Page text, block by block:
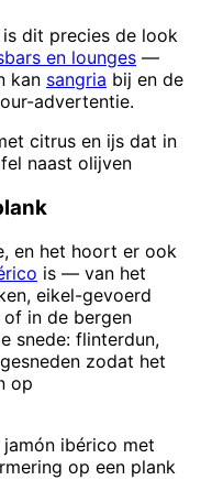
dit precies de look
en lounges —
kan sangria bij en de
advertentie.
citrus en ijs dat in
naast olijven
en het hoort er ook
is — van het
eikel-gevoerd
in de bergen
snede: flinterdun,
zodat het
op
ibérico met
op een plank